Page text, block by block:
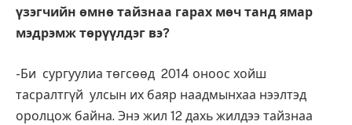
үзэгчийн өмнө тайзнаа гарах мөч танд ямар
мэдрэмж төрүүлдэг вэ?
-Би сургуулиа төгсөөд 2014 оноос хойш
тасралтгүй улсын их баяр наадмынхаа нээлтэд
оролцож байна. Энэ жил 12 дахь жилдээ тайзнаа